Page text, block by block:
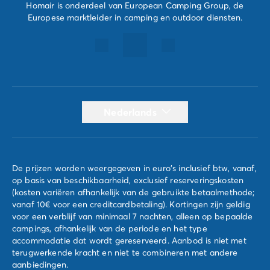
Homair is onderdeel van European Camping Group, de
Europese marktleider in camping en outdoor diensten.
De prijzen worden weergegeven in euro's inclusief btw, vanaf,
op basis van beschikbaarheid, exclusief reserveringskosten
(kosten variëren afhankelijk van de gebruikte betaalmethode;
vanaf 10€ voor een creditcardbetaling). Kortingen zijn geldig
voor een verblijf van minimaal 7 nachten, alleen op bepaalde
campings, afhankelijk van de periode en het type
accommodatie dat wordt gereserveerd. Aanbod is niet met
terugwerkende kracht en niet te combineren met andere
aanbiedingen.